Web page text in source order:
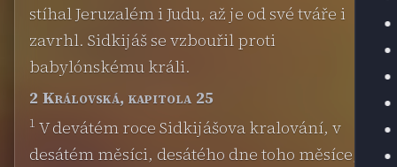
stíhal Jeruzalém i Judu, až je od své tváře i
zavrhl. Sidkijáš se vzbouřil proti
babylónskému králi.
2 Královská, kapitola 25
1 V devátém roce Sidkijášova kralování, v
desátém měsíci, desátého dne toho měsíce,